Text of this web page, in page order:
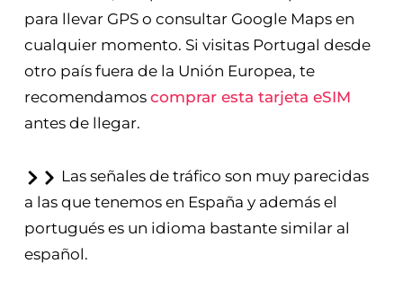
para llevar GPS o consultar Google Maps en
cualquier momento. Si visitas Portugal desde
otro país fuera de la Unión Europea, te
recomendamos comprar esta tarjeta eSIM
antes de llegar.
Las señales de tráfico son muy parecidas
a las que tenemos en España y además el
portugués es un idioma bastante similar al
español.